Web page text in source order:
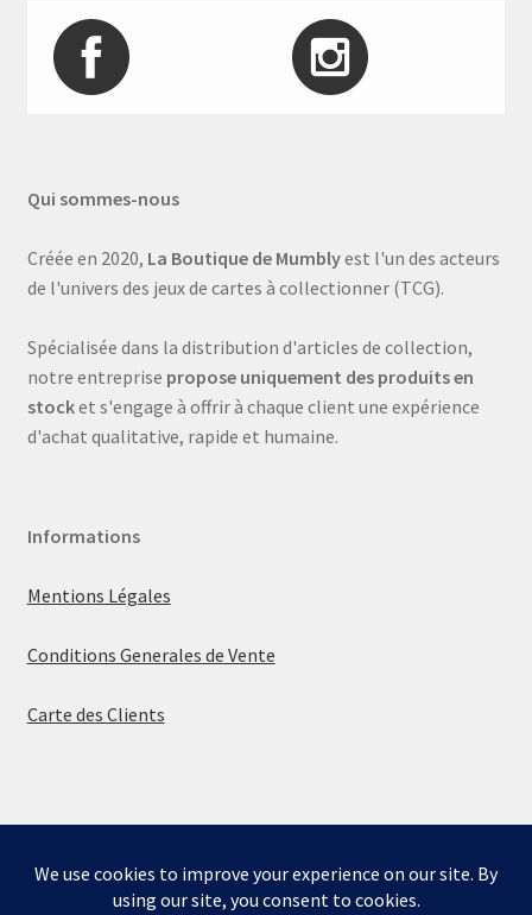
Bienvenue sur la boutique de Mumbly - Cartes de
Qui sommes-nous
Créée en 2020, La Boutique de Mumblyest l'un des acteurs
de l'univers des jeux de cartes à collectionner (TCG).
Spécialisée dans la distribution d'articles de collection,
notre entreprise propose uniquement des produits en
stocket s'engage à offrir à chaque client une expérience
d'achat qualitative, rapide et humaine.
Informations
Mentions Légales
Conditions Generales de Vente
Carte des Clients
© La boutique de Mumbly 2026
Built with WooCommerce.